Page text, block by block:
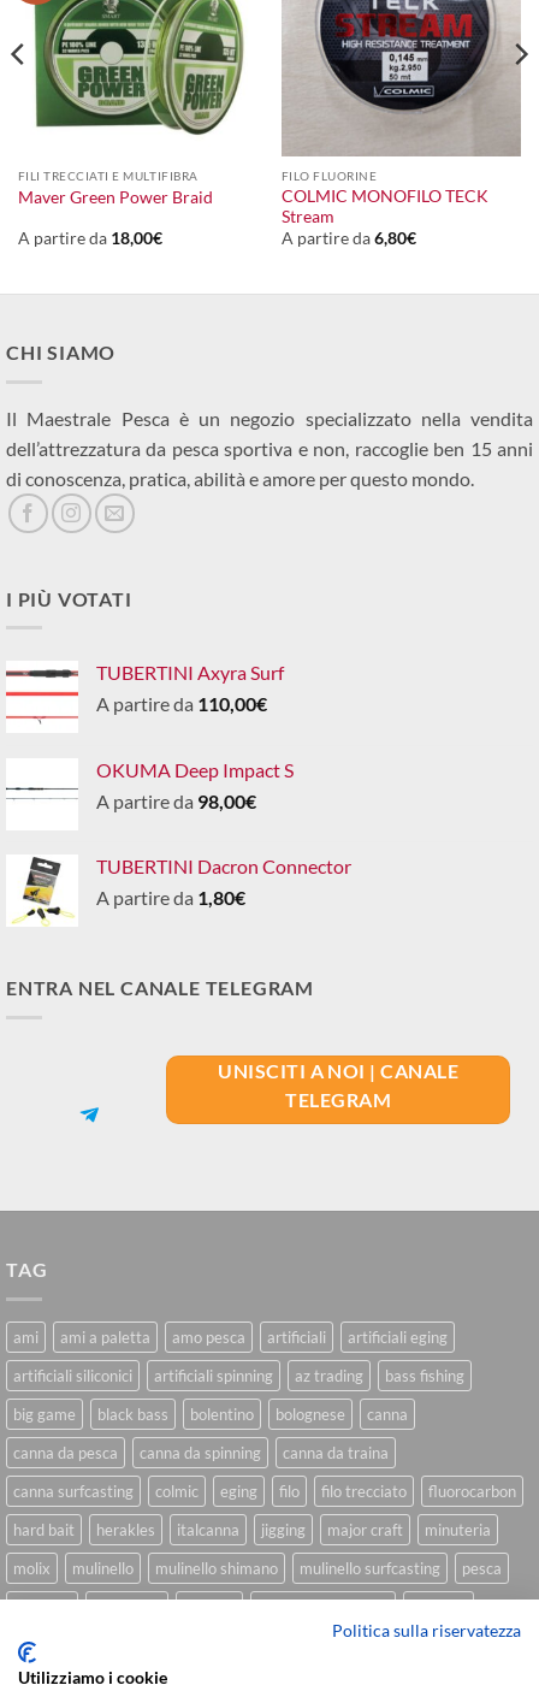
FILI TRECCIATI E MULTIFIBRA
Maver Green Power Braid
A partire da 18,00€
FILO FLUORINE
COLMIC MONOFILO TECK
Stream
A partire da6,80€
CHI SIAMO
Il Maestrale Pesca è un negozio specializzato nella vendita
dell’attrezzatura da pesca sportiva e non, raccoglie ben 15 anni
di conoscenza, pratica, abilità e amore per questo mondo.
I PIÙ VOTATI
TUBERTINI Axyra Surf
A partire da 110,00€
OKUMA Deep Impact S
A partire da 98,00€
TUBERTINI Dacron Connector
A partire da 1,80€
ENTRA NEL CANALE TELEGRAM
UNISCITI A NOI | CANALE
TELEGRAM
TAG
ami ami a paletta amo pesca artificiali
artificiali eging
artificiali siliconici
artificiali spinning az trading
bass fishing
big game
black bass bolentino bolognese
canna
canna da pesca
canna da spinning
canna da traina
canna surfcasting
colmic eging filo filo trecciato
fluorocarbon
hard bait
herakles italcanna jigging major craft
minuteria
molix
mulinello mulinello shimano mulinello surfcasting
pesca
spinning inshore
Politica sulla riservatezza
Utilizziamo i cookie